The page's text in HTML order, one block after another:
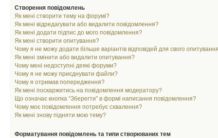
Створення повідомлень
Як мені створити тему на форумі?
Як мені відредагувати або видалити повідомлення?
Як мені додати підпис до мого повідомлення?
Як мені створити опитування?
Чому я не можу додати більше варіантів відповідей для свого
Як мені змінити або видалити опитування?
Чому мені недоступні деякі форуми?
Чому я не можу приєднувати файли?
Чому я отримав попередження?
Як мені поскаржитись на повідомлення модератору?
Що означає кнопка “Зберегти” в формі написання повідомлення?
Чому моє повідомлення потребує схвалення?
Як мені знову підняти мою тему?
Форматування повідомлень та типи створюваних тем